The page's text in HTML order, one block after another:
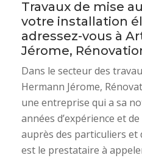
Travaux de mise
votre installation
adressez-vous à
Jérome,
Dans le secteur des
Hermann Jérome,
une entreprise qui a sa
années d’expérience et
auprès des particuliers et
est le prestataire à